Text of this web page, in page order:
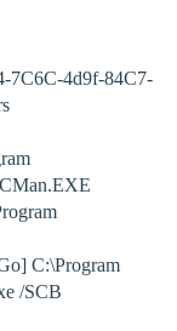
4d9f-84C7-
C:\Program
/SCB